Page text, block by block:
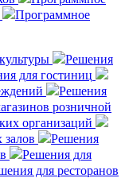
Программное
Решения
для гостиниц
Решения
розничной
организаций
Решения
Решения для
для ресторанов